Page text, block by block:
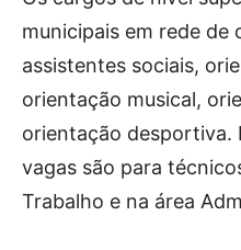
municipais em rede de
assistentes sociais,
orientação musical,
orientação desportiva.
vagas são para
Trabalho e na área